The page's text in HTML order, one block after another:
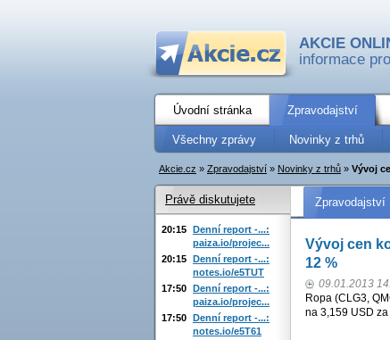
AKCIE
informace
Úvodní stránka Zpravodajství
Všechny zprávy Novinky z trhů
Akcie.cz » Zpravodajství » Novinky z trhů » Vývoj
Zpravodajství
Vývoj cen
12 %
09.01.2013
Ropa (CLG3,
na 3,159 USD
Právě diskutujete
20:15 Denní report -...:
paiza.io/projec...
20:15 Denní report -...:
notes.io/e5TUT
17:50 Denní report -...:
paiza.io/projec...
17:50 Denní report -...:
notes.io/e5T61